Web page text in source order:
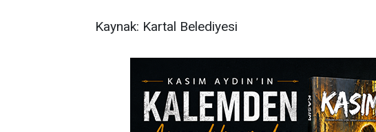
Kaynak: Kartal Belediyesi